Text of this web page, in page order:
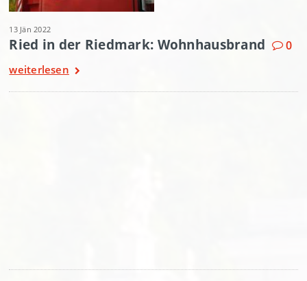
13 Jän 2022
Ried in der Riedmark: Wohnhausbrand 0
weiterlesen